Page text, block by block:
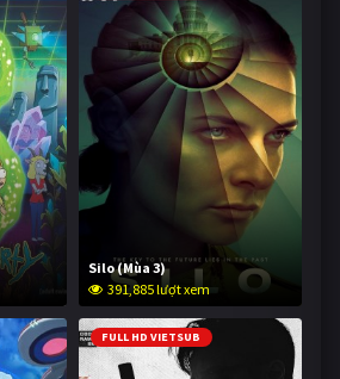
Silo (Mùa 3)
391,885 lượt xem
FULL HD VIETSUB